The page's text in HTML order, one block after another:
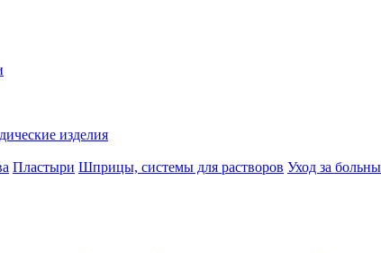
изделия
Пластыри Шприцы, системы для растворов Уход за